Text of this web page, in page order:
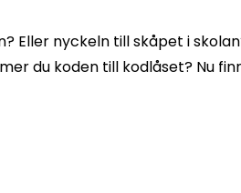
Eller nyckeln till skåpet i
du koden till kodlåset? Nu